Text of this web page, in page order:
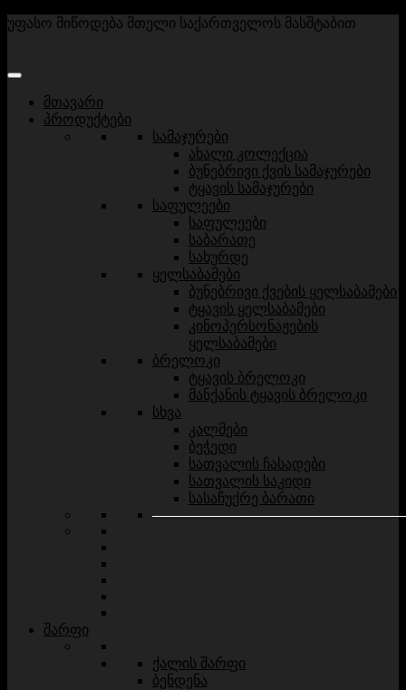
უფასო მიწოდება მთელი საქართველოს მასშტაბით
მთავარი
პროდუქტები
სამაჯურები
ახალი კოლექცია
ბუნებრივი ქვის სამაჯურები
ტყავის სამაჯურები
საფულეები
საფულეები
საბარათე
სახურდე
ყელსაბამები
ბუნებრივი ქვების ყელსაბამები
ტყავის ყელსაბამები
კინოპერსონაჟების
ყელსაბამები
ბრელოკი
ტყავის ბრელოკი
მანქანის ტყავის ბრელოკი
სხვა
კალმები
ბეჭედი
სათვალის ჩასადები
სათვალის საკიდი
სასაჩუქრე ბარათი
შარფი
ქალის შარფი
ბენდენა